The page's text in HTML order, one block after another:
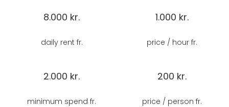
gæsterne kan hygge sig både siddende og aktivt.
Faciliteter
med 6 slags fadøl og 3 signaturdrinks (Gin &
Golfsimulatorertil fri afbenyttelse (kan også
8.000 kr.
daily rent fr.
1.000 kr.
price / hour fr.
2.000 kr.
minimum spend fr.
200 kr.
price / person fr.